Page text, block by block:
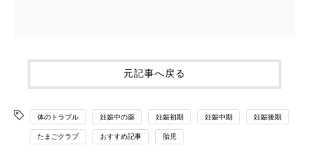
元記事へ戻る
体のトラブル 妊娠中の薬 妊娠初期 妊娠中期 妊娠後期
たまごクラブ おすすめ記事 胎児